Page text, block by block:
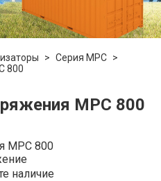
> Серия MPC >
800
MPC 800
наличие